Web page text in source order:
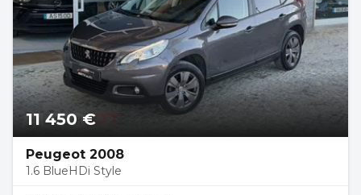
11 450 €
Peugeot 2008
1.6 BlueHDi Style